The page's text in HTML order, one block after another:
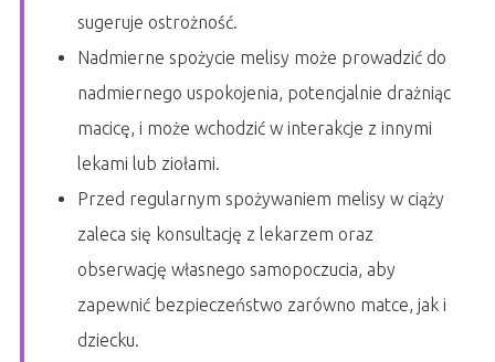
sugeruje ostrożność.
Nadmierne spożycie melisy może prowadzić do
nadmiernego uspokojenia, potencjalnie drażniąc
macicę, i może wchodzić w interakcje z innymi
lekami lub ziołami.
Przed regularnym spożywaniem melisy w ciąży
zaleca się konsultację z lekarzem oraz
obserwację własnego samopoczucia, aby
zapewnić bezpieczeństwo zarówno matce, jak i
dziecku.